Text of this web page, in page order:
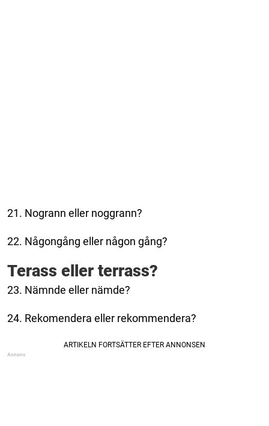
21. Nogrann eller noggrann?
22. Någongång eller någon gång?
Terass eller terrass?
23. Nämnde eller nämde?
24. Rekomendera eller rekommendera?